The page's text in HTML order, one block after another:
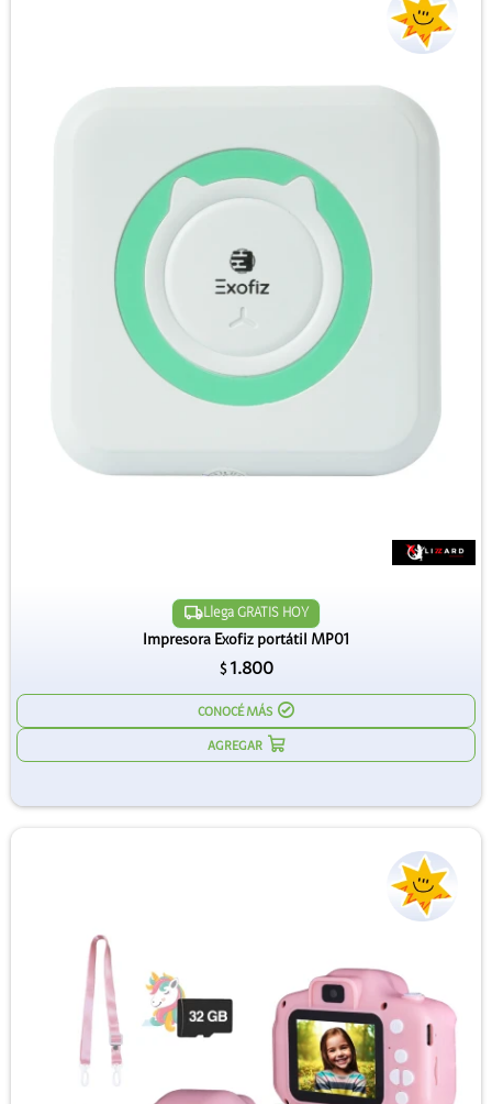
Llega GRATIS HOY
Impresora Exofiz portátil MP01
$ 1.800
CONOCÉ MÁS